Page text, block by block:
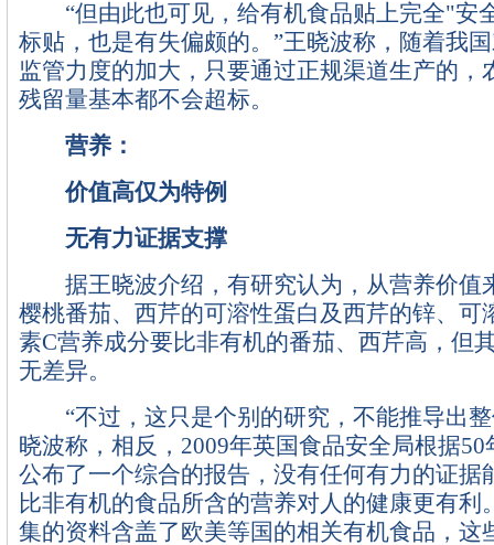
“但由此也可见，给有机食品贴上完全"安
标贴，也是有失偏颇的。”王晓波称，随着我
监管力度的加大，只要通过正规渠道生产的，
残留量基本都不会超标。
营养：
价值高仅为特例
无有力证据支撑
据王晓波介绍，有研究认为，从营养价值
樱桃番茄、西芹的可溶性蛋白及西芹的锌、可
素C营养成分要比非有机的番茄、西芹高，但
无差异。
“不过，这只是个别的研究，不能推导出整
晓波称，相反，2009年英国食品安全局根据
公布了一个综合的报告，没有任何有力的证据
比非有机的食品所含的营养对人的健康更有利
集的资料含盖了欧美等国的相关有机食品，这